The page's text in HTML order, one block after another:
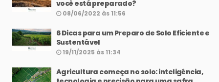
você está preparado?
08/06/2022 às 11:56
6 Dicas para um Preparo de Solo Eficiente e
Sustentável
19/11/2025 às 11:34
Agricultura começa no solo: inteligência,